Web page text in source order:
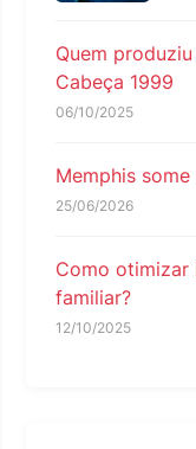
Quem
Cabeça 1999
06/10/2025
Memphis
25/06/2026
Como otimizar
familiar?
12/10/2025